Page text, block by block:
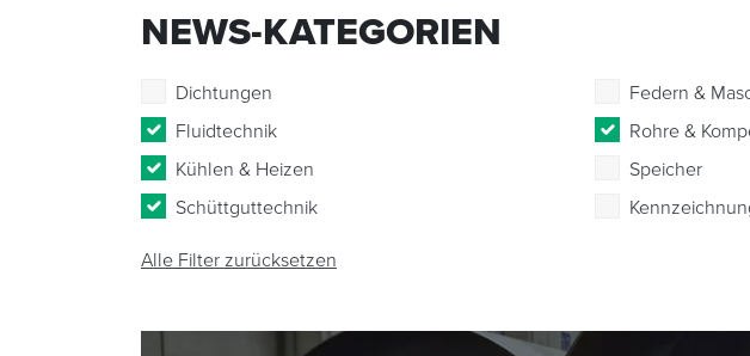
NEWS-KATEGORIEN
Dichtungen Federn &
Fluidtechnik
Rohre &
Kühlen & Heizen
Speicher
Schüttguttechnik
Alle Filter zurücksetzen